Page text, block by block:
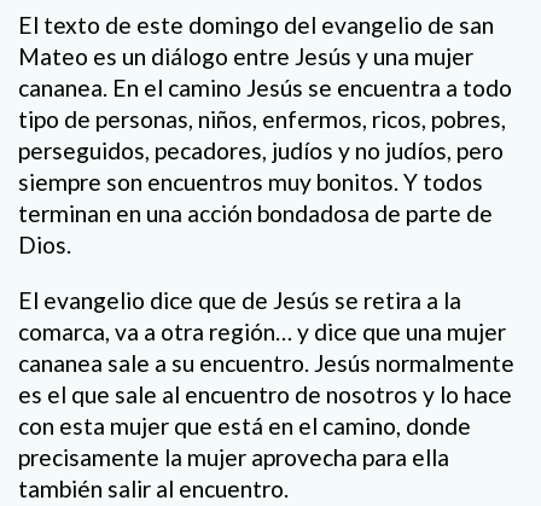
El texto de este domingo del evangelio de san
Mateo es un diálogo entre Jesús y una mujer
cananea. En el camino Jesús se encuentra a todo
tipo de personas, niños, enfermos, ricos, pobres,
perseguidos, pecadores, judíos y no judíos, pero
siempre son encuentros muy bonitos. Y todos
terminan en una acción bondadosa de parte de
Dios.
El evangelio dice que de Jesús se retira a la
comarca, va a otra región… y dice que una mujer
cananea sale a su encuentro. Jesús normalmente
es el que sale al encuentro de nosotros y lo hace
con esta mujer que está en el camino, donde
precisamente la mujer aprovecha para ella
también salir al encuentro.